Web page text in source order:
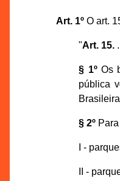
Art. 1ºO art.
"Art. 15.
§ 1ºOs
pública
§ 2º
I -
II -